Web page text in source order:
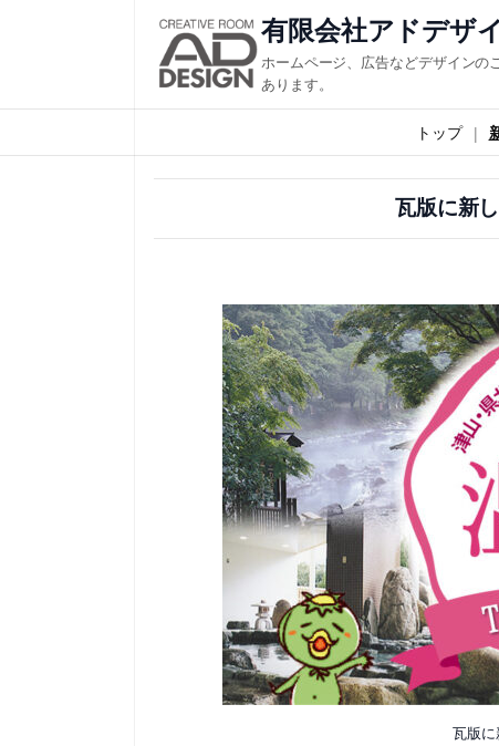
ス
キ
有限会社アドデザ
ホームページ、広告などデザインの
あります。
トップ
瓦版に新
瓦版に